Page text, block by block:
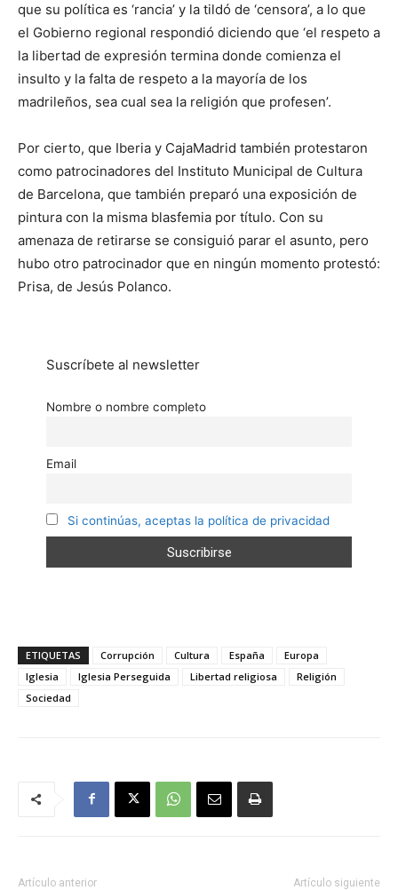
que su política es ‘rancia’ y la tildó de ‘censora’, a lo que
el Gobierno regional respondió diciendo que ‘el respeto a
la libertad de expresión termina donde comienza el
insulto y la falta de respeto a la mayoría de los
madrileños, sea cual sea la religión que profesen’.
Por cierto, que Iberia y CajaMadrid también protestaron
como patrocinadores del Instituto Municipal de Cultura
de Barcelona, que también preparó una exposición de
pintura con la misma blasfemia por título. Con su
amenaza de retirarse se consiguió parar el asunto, pero
hubo otro patrocinador que en ningún momento protestó:
Prisa, de Jesús Polanco.
Suscríbete al newsletter
Nombre o nombre completo
Email
Si continúas, aceptas la política de privacidad
ETIQUETAS Corrupción Cultura España
Europa
Iglesia
Iglesia Perseguida Libertad religiosa
Religión
Sociedad
Artículo anterior Artículo siguiente